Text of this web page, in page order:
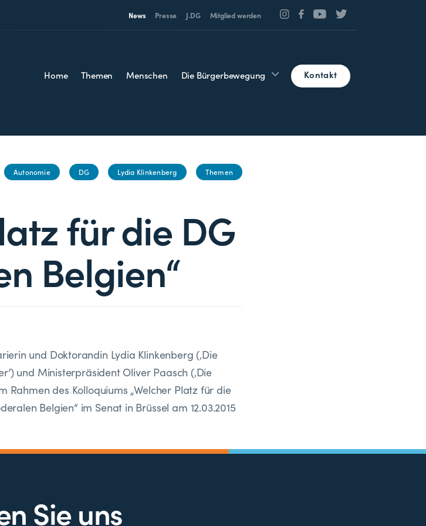
News Presse J.DG Mitglied werden
Home Themen Menschen Die Bürgerbewegung Kontakt
Autonomie DG Lydia Klinkenberg Themen
für die DG
Belgien“
und Doktorandin Lydia Klinkenberg (‚Die
und Ministerpräsident Oliver Paasch (‚Die
Rahmen des Kolloquiums „Welcher Platz für die
Belgien“ im Senat in Brüssel am 12.03.2015
Sie uns